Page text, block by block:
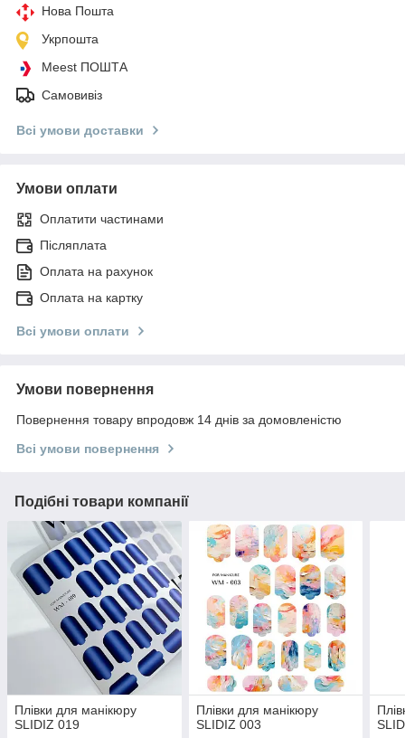
Нова Пошта
Укрпошта
Meest ПОШТА
Самовивіз
Всі умови доставки
Умови оплати
Оплатити частинами
Післяплата
Оплата на рахунок
Оплата на картку
Всі умови оплати
Умови повернення
Повернення товару впродовж 14 днів за домовленістю
Всі умови повернення
Подібні товари компанії
Плівки для манікюру
SLIDIZ 019
Плівки для манікюру
SLIDIZ 003